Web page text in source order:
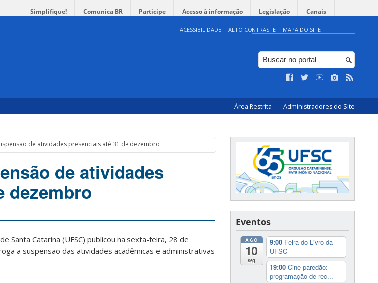
Simplifique! Comunica BR Participe Acesso à informação Legislação Canais
ACESSIBILIDADE ALTO CONTRASTE MAPA DO SITE
Área Restrita Administradores do Site
de atividades presenciais até 31 de dezembro
de atividades
dezembro
Santa Catarina (UFSC) publicou na sexta-feira, 28 de
a suspensão das atividades acadêmicas e administrativas
Eventos
AGO
10
seg
9:00 Feira do Livro da
UFSC
19:00 Cine paredão:
programação de rec...